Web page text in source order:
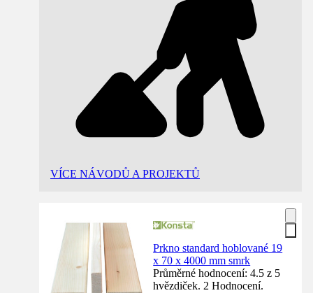
VÍCE NÁVODŮ A PROJEKTŮ
Prkno standard hoblované 19
x 70 x 4000 mm smrk
Průměrné hodnocení: 4.5 z 5
hvězdiček. 2 Hodnocení.